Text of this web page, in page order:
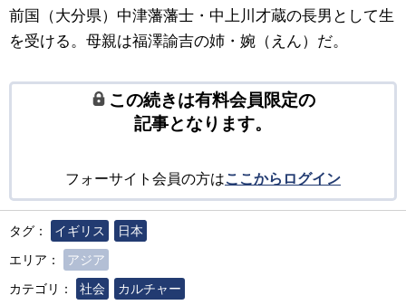
前国（大分県）中津藩藩士・中上川才蔵の長男として生
を受ける。母親は福澤諭吉の姉・婉（えん）だ。
この続きは有料会員限定の
記事となります。
フォーサイト会員の方はここからログイン
タグ： イギリス
日本
エリア：
アジア
カテゴリ：
社会 カルチャー